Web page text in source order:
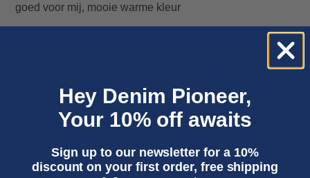
goed voor mij, mooie warme kleur
Hey Denim Pioneer,
Your 10% off awaits
Sign up to our newsletter for a 10%
discount on your first order, free shipping